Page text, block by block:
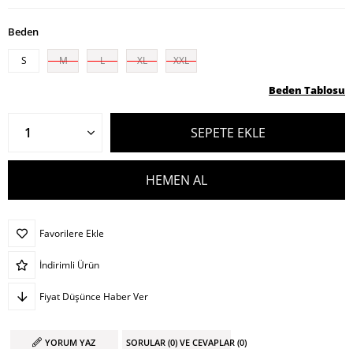
Beden
S M L XL XXL
Beden Tablosu
Favorilere Ekle
İndirimli Ürün
Fiyat Düşünce Haber Ver
YORUM YAZ SORULAR (0) VE CEVAPLAR (0)